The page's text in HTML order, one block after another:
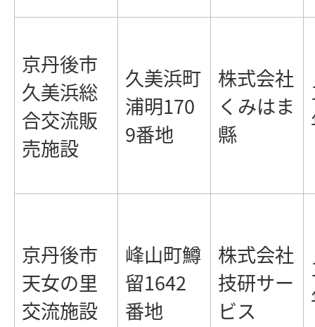
京丹後市
久美浜総
合交流販
売施設
久美浜町
浦明170
9番地
株式会社
くみはま
縣
京丹後市
天女の里
交流施設
峰山町鱒
留1642
番地
株式会社
技研サー
ビス